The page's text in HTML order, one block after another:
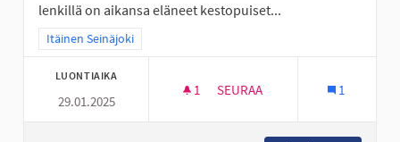
lenkillä on aikansa eläneet kestopuiset...
Rajaa tulokset teeman mukaan: Itäinen Seinäjoki
Itäinen Seinäjoki
LUONTIAIKA
29.01.2025
1 1 SEURAAJA
SEURAA 1